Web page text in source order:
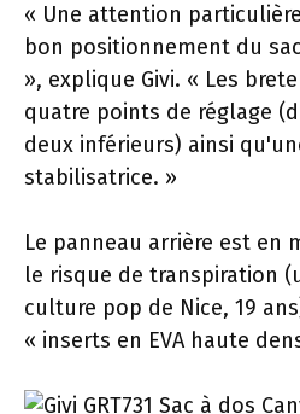
« Une attention
bon positionnement du
», explique Givi. « Les
quatre points de réglage
deux inférieurs) ainsi
stabilisatrice. »
Le panneau arrière est en
le risque de transpiration
culture pop de Nice, 19
« inserts en EVA haute